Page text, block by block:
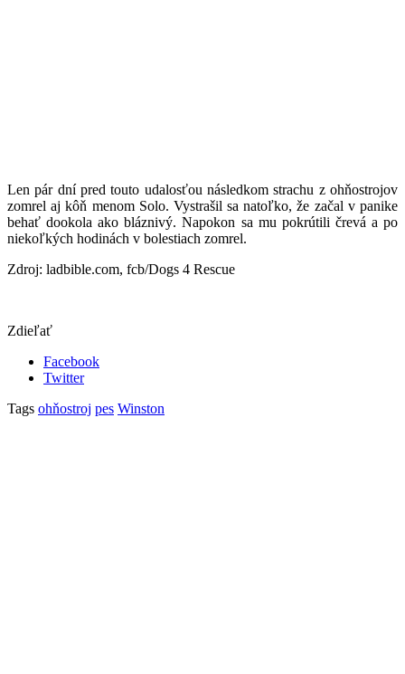
Len pár dní pred touto udalosťou následkom strachu z ohňostrojov
zomrel aj kôň menom Solo. Vystrašil sa natoľko, že začal v panike
behať dookola ako bláznivý. Napokon sa mu pokrútili črevá a po
niekoľkých hodinách v bolestiach zomrel.
Zdroj: ladbible.com, fcb/Dogs 4 Rescue
Zdieľať
Facebook
Twitter
Tags ohňostroj pes Winston